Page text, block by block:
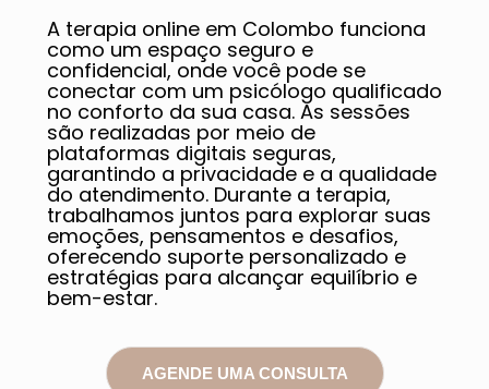
A terapia online em Colombo funciona
como um espaço seguro e
confidencial, onde você pode se
conectar com um psicólogo qualificado
no conforto da sua casa. As sessões
são realizadas por meio de
plataformas digitais seguras,
garantindo a privacidade e a qualidade
do atendimento. Durante a terapia,
trabalhamos juntos para explorar suas
emoções, pensamentos e desafios,
oferecendo suporte personalizado e
estratégias para alcançar equilíbrio e
bem-estar.
AGENDE UMA CONSULTA